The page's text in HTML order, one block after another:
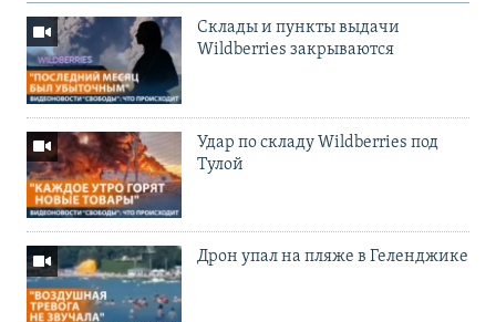
Cклады и пункты выдачи
Wildberries закрываются
Удар по складу Wildberries под
Тулой
Дрон упал на пляже в Геленджике